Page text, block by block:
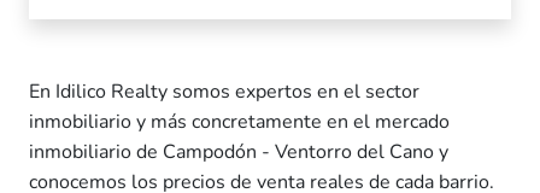
En Idilico Realty somos expertos en el sector
inmobiliario y más concretamente en el mercado
inmobiliario de Campodón - Ventorro del Cano y
conocemos los precios de venta reales de cada barrio.